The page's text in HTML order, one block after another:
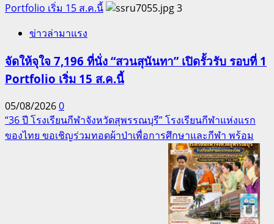
Portfolio เริ่ม 15 ส.ค.นี้
3
ข่าวล่ามาแรง
จัดให้จุใจ 7,196 ที่นั่ง “สวนสุนันทา” เปิดรั้วรับ รอบที่ 1
Portfolio เริ่ม 15 ส.ค.นี้
05/08/20260
“36 ปี โรงเรียนกีฬาจังหวัดสุพรรณบุรี” โรงเรียนกีฬาแห่งแรก
ของไทย ขอเชิญร่วมทอดผ้าป่าเพื่อการศึกษาและกีฬา พร้อม